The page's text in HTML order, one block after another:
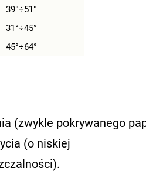
39°÷51°
31°÷45°
45°÷64°
(zwykle pokrywanego
(o niskiej